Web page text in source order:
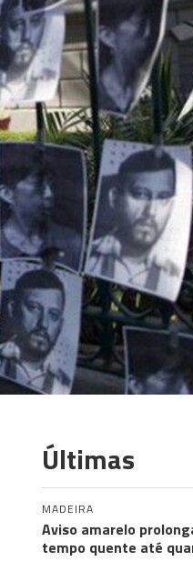
Últimas
MADEIRA
Aviso amarelo
tempo quente até